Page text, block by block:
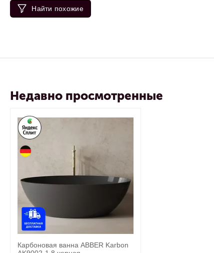
Найти похожие
Недавно просмотренные
Карбоновая ванна ABBER Karbon